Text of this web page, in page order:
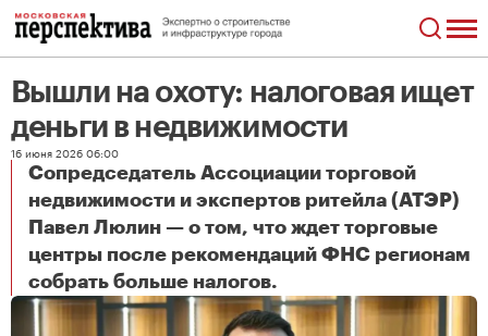
Вышли на охоту: налоговая ищет
деньги в недвижимости
16 июня 2026 06:00
Сопредседатель Ассоциации торговой
недвижимости и экспертов ритейла (АТЭР)
Павел Люлин — о том, что ждет торговые
центры после рекомендаций ФНС регионам
собрать больше налогов.